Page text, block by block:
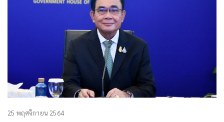
25 พฤศจิกายน 2564